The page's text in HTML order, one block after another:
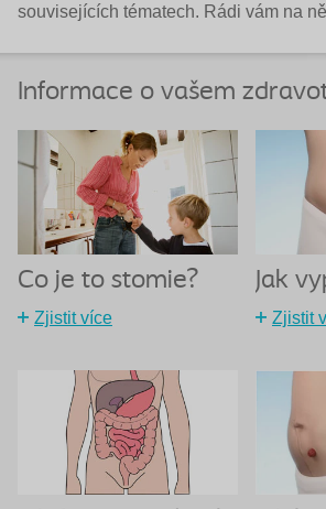
souvisejících tématech. Rádi vám na
Informace o vašem
Co je to stomie?
Zjistit více
Jak
Zjistit